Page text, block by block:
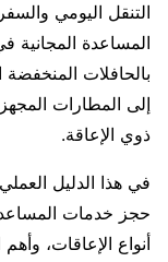
التنقل اليومي
بالحافلات
إلى المطارات
ذوي الإعاقة.
في هذا الدليل
حجز خدمات
أنواع الإعاقات،